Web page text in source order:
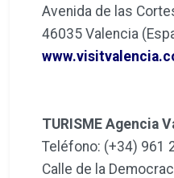
Avenida de las
46035 Valencia
TURISME Agencia
Teléfono: (+34) 961
Calle de la